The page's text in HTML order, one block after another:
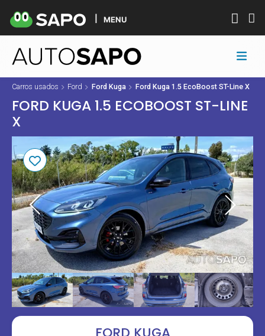
MENU
Carros usados Ford Ford Kuga Ford Kuga 1.5 EcoBoost ST-Line X
FORD KUGA 1.5 ECOBOOST ST-LINE
X